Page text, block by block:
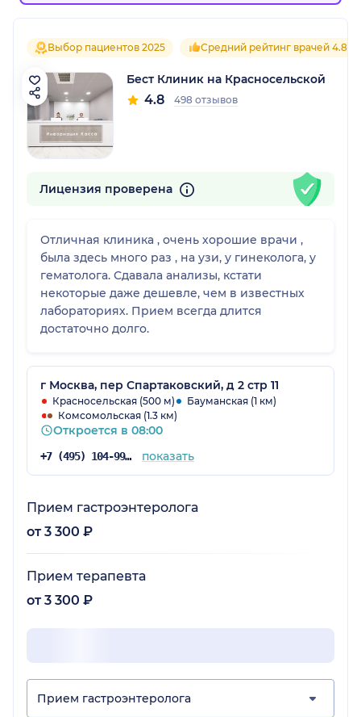
Выбор пациентов 2025 Средний рейтинг врачей 4.8
Бест Клиник на Красносельской
4.8 498 отзывов
Лицензия проверена
Отличная клиника , очень хорошие врачи ,
была здесь много раз , на узи, у гинеколога, у
гематолога. Сдавала анализы, кстати
некоторые даже дешевле, чем в известных
лабораториях. Прием всегда длится
достаточно долго.
г Москва, пер Спартаковский, д 2 стр 11
Красносельская (500 м)
Бауманская (1 км)
Комсомольская (1.3 км)
Откроется в 08:00
+7 (495) 104-99-85 показать
Прием гастроэнтеролога
от 3 300 ₽
Прием терапевта
от 3 300 ₽
Прием гастроэнтеролога